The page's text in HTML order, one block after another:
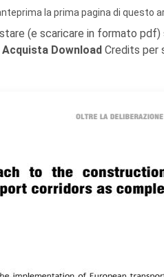
la prima pagina di questo
(e scaricare in formato
Acquista Download Credits per